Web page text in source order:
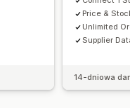
Price &
Unlimited
Supplier
14-dniowa